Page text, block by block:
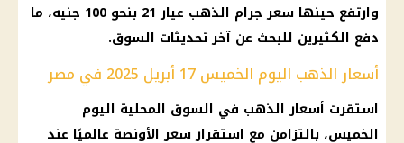
وارتفع حينها سعر جرام الذهب عيار 21 بنحو 100 جنيه، ما
دفع الكثيرين للبحث عن آخر تحديثات السوق.
أسعار الذهب اليوم الخميس 17 أبريل 2025 في مصر
استقرت أسعار الذهب في السوق المحلية اليوم
الخميس، بالتزامن مع استقرار سعر الأونصة عالميًا عند